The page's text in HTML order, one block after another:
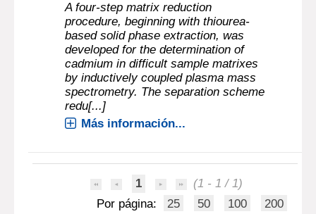
A four-step matrix reduction
procedure, beginning with thiourea-
based solid phase extraction, was
developed for the determination of
cadmium in difficult sample matrixes
by inductively coupled plasma mass
spectrometry. The separation scheme
redu[...]
Más información...
1
(1 - 1 / 1)
Por página:
25 50 100 200